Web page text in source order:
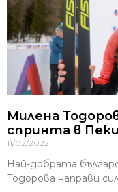
Милена
спринта в
11/02/2022
Най-добрата
Тодорова направи